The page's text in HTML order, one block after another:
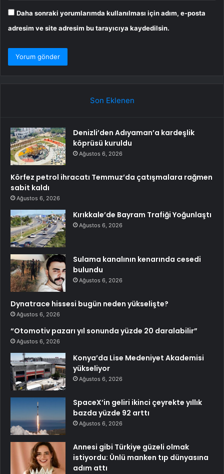
Daha sonraki yorumlarımda kullanılması için adım, e-posta
adresim ve site adresim bu tarayıcıya kaydedilsin.
Son Eklenen
Denizli’den Adıyaman’a kardeşlik
köprüsü kuruldu
Ağustos 6, 2026
Körfez petrol ihracatı Temmuz’da çatışmalara rağmen
sabit kaldı
Ağustos 6, 2026
Kırıkkale’de Bayram Trafiği Yoğunlaştı
Ağustos 6, 2026
Sulama kanalının kenarında cesedi
bulundu
Ağustos 6, 2026
Dynatrace hissesi bugün neden yükselişte?
Ağustos 6, 2026
“Otomotiv pazarı yıl sonunda yüzde 20 daralabilir”
Ağustos 6, 2026
Konya’da Lise Medeniyet Akademisi
yükseliyor
Ağustos 6, 2026
SpaceX’in geliri ikinci çeyrekte yıllık
bazda yüzde 92 arttı
Ağustos 6, 2026
Annesi gibi Türkiye güzeli olmak
istiyordu: Ünlü manken tıp dünyasına
adım attı